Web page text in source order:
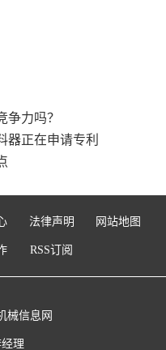
力吗？
器正在申请专利
法律声明 网站地图
RSS订阅
械信息网
理